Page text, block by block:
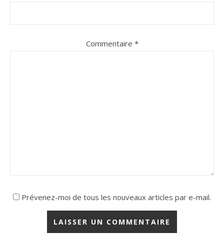
Commentaire *
Prévenez-moi de tous les nouveaux articles par e-mail.